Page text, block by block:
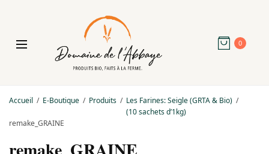
0
Accueil E-Boutique Produits
Les Farines: Seigle (GRTA & Bio)
(10 sachets d’1kg)
remake_GRAINE